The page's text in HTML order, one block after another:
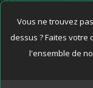
Vous ne trouvez
dessus ? Faites votre
l'ensemble de